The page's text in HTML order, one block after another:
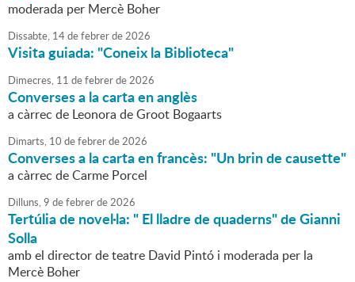
moderada per Mercè Boher
Dissabte, 14defebrerde2026
Visita guiada: "Coneix la Biblioteca"
Dimecres, 11 defebrerde2026
Converses a la carta en anglès
a càrrec de Leonora de Groot Bogaarts
Dimarts, 10 defebrerde2026
Converses a la carta en francès: "Un brin de causette"
a càrrec de Carme Porcel
Dilluns,9 defebrerde2026
Tertúlia de novel·la: " El lladre de quaderns" de Gianni
Solla
amb el director de teatre David Pintó i moderada per la
Mercè Boher